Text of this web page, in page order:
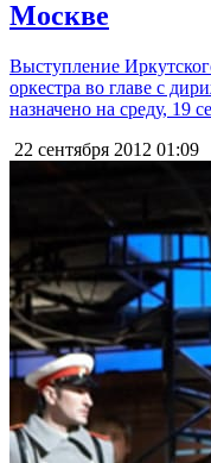
Москве
Выступление
оркестра во главе с
назначено на среду, 19
22 сентября 2012 01:09